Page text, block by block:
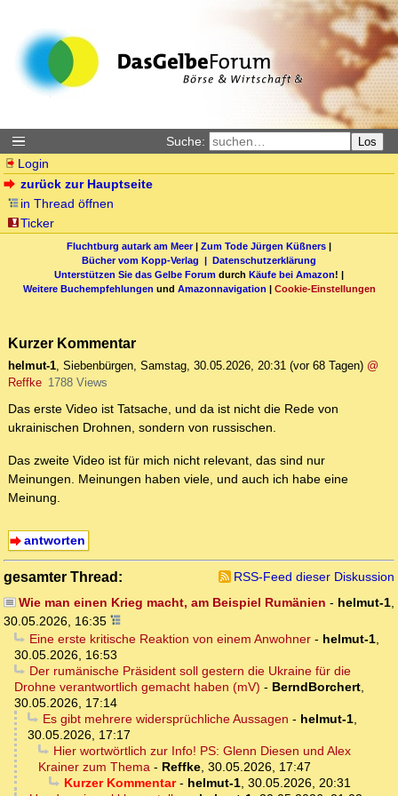
Suche: Los
Login
zurück zur Hauptseite
in Thread öffnen
Ticker
Fluchtburg autark am Meer| Zum Tode Jürgen Küßners |
Bücher vom Kopp-Verlag | Datenschutzerklärung
Unterstützen Sie das Gelbe Forum durch Käufe bei Amazon! |
Weitere Buchempfehlungen und Amazonnavigation | Cookie-Einstellungen
Kurzer Kommentar
helmut-1, Siebenbürgen, Samstag, 30.05.2026, 20:31 (vor 68 Tagen) @
Reffke 1788 Views
Das erste Video ist Tatsache, und da ist nicht die Rede von
ukrainischen Drohnen, sondern von russischen.
Das zweite Video ist für mich nicht relevant, das sind nur
Meinungen. Meinungen haben viele, und auch ich habe eine
Meinung.
antworten
gesamter Thread:
RSS-Feed dieser Diskussion
Wie man einen Krieg macht, am Beispiel Rumänien - helmut-1,
30.05.2026, 16:35
Eine erste kritische Reaktion von einem Anwohner- helmut-1,
30.05.2026, 16:53
Der rumänische Präsident soll gestern die Ukraine für die
Drohne verantwortlich gemacht haben (mV) - BerndBorchert,
30.05.2026, 17:14
Es gibt mehrere widersprüchliche Aussagen - helmut-1,
30.05.2026, 17:17
Hier wortwörtlich zur Info! PS: Glenn Diesen und Alex
Krainer zum Thema - Reffke, 30.05.2026, 17:47
Kurzer Kommentar- helmut-1, 30.05.2026, 20:31